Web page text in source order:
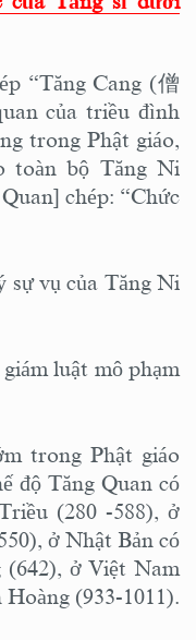
“Tăng Cang (僧
của triều đình
trong Phật giáo,
toàn bộ Tăng Ni
chép: “Chức
sự vụ của Tăng Ni
luật mô phạm
trong Phật giáo
độ Tăng Quan có
(280 -588), ở
ở Nhật Bản có
ở Việt Nam
(933-1011).